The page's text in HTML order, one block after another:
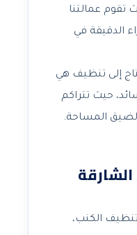
عمالتنا
الدقيقة في
إلى تنظيف هي
حيث تتراكم
لضيق المساحة.
الكنب،